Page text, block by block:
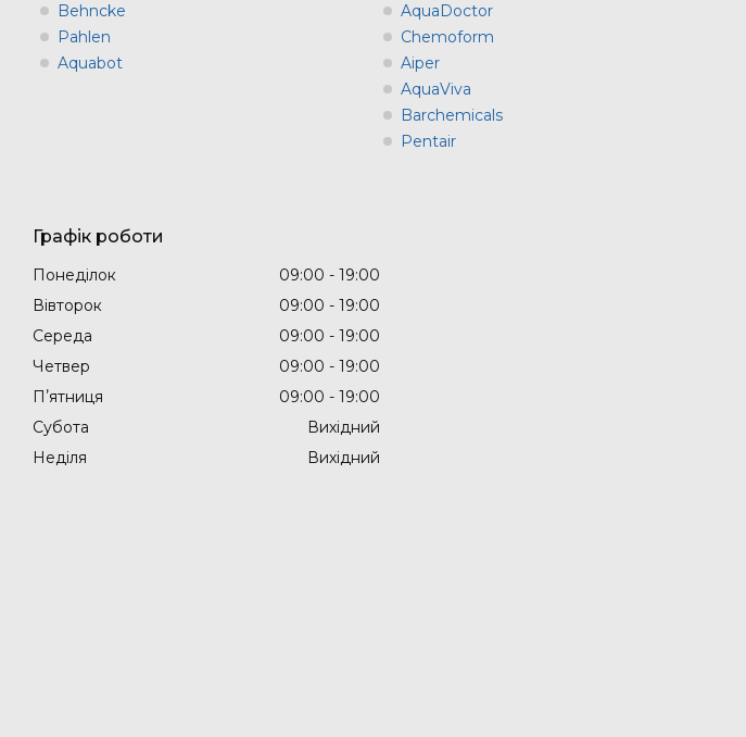
Behncke
Pahlen
Aquabot
AquaDoctor
Chemoform
Aiper
AquaViva
Barchemicals
Pentair
Графік роботи
Понеділок 09:00
19:00
Вівторок
09:00
19:00
Середа
09:00
19:00
Четвер
09:00
19:00
Пʼятниця
09:00
19:00
Субота
Вихідний
Неділя
Вихідний